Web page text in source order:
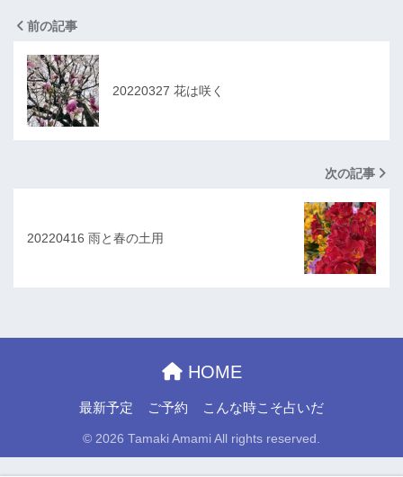
前の記事
20220327 花は咲く
次の記事
20220416 雨と春の土用
HOME
最新予定 ご予約 こんな時こそ占いだ
© 2026 Tamaki Amami All rights reserved.